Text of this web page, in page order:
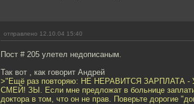
отправлено 12.10.04 15:40
Пост # 205 улетел недописаным.
Так вот , как говорит Андрей
>"Ещё раз повторяю: НЕ НЕРАВИТСЯ
СМЕЙ! ЗЫ. Если мне предложат в больнице
доктора в том, что он не прав. Поверьте дорогие